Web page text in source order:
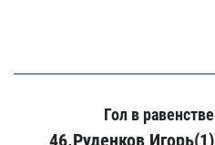
Гол в равенстве
46.Руденков Игорь(1)